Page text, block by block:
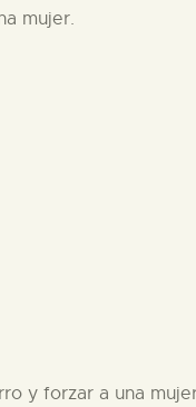
mujer.
y forzar a una